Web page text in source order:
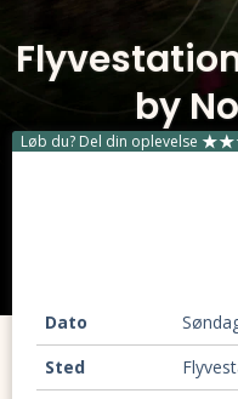
by
Løb du? Del din oplevelse
Dato
Sted